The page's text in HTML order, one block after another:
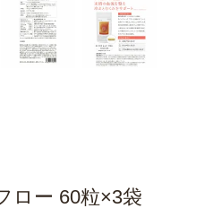
ロー 60粒×3袋